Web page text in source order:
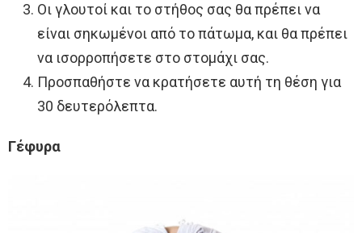
Οι γλουτοί και το στήθος σας θα πρέπει να
είναι σηκωμένοι από το πάτωμα, και θα πρέπει
να ισορροπήσετε στο στομάχι σας.
Προσπαθήστε να κρατήσετε αυτή τη θέση για
30 δευτερόλεπτα.
Γέφυρα